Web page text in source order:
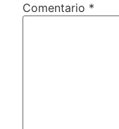
Comentario *